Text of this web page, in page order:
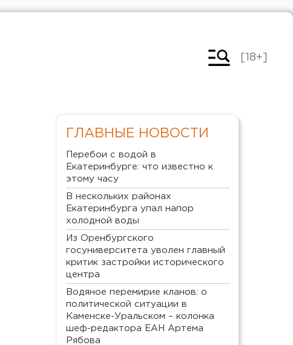
[18+]
ГЛАВНЫЕ НОВОСТИ
Перебои с водой в
Екатеринбурге: что известно к
этому часу
В нескольких районах
Екатеринбурга упал напор
холодной воды
Из Оренбургского
госуниверситета уволен главный
критик застройки исторического
центра
Водяное перемирие кланов: о
политической ситуации в
Каменске-Уральском – колонка
шеф-редактора ЕАН Артема
Рябова